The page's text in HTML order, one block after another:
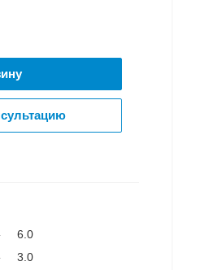
6.0
3.0